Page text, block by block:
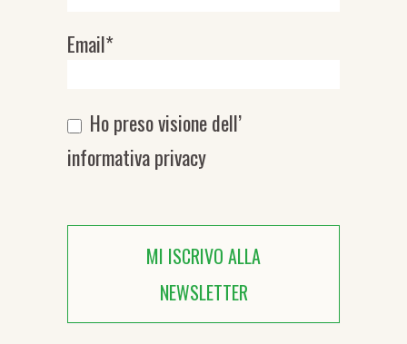
Email*
Ho preso visione dell’
informativa privacy
MI ISCRIVO ALLA
NEWSLETTER